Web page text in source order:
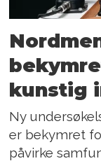
kunstig
Ny
er bekymret
påvirke